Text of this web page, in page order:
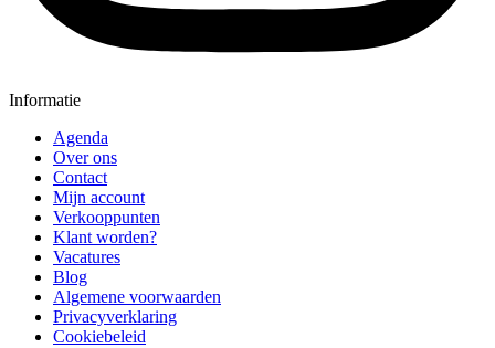
Informatie
Agenda
Over ons
Contact
Mijn account
Verkooppunten
Klant worden?
Vacatures
Blog
Algemene voorwaarden
Privacyverklaring
Cookiebeleid